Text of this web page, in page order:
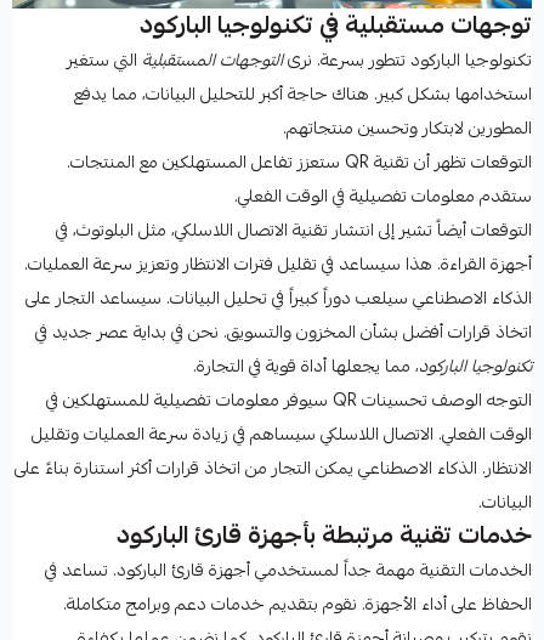
توجهات مستقبلية في تكنولوجيا الباركود
تكنولوجيا الباركود تتطور بسرعة. نرىالتوجهات المستقبلية التي ستغير
استخدامها بشكل كبير. هناك حاجة أكبر للتحليل البيانات، مما يدفع
المطورين لابتكار وتحسين منتجاتهم.
التوقعات تظهر أن تقنية QR ستعزز تفاعل المستهلكين مع المنتجات.
ستقدم معلومات تفصيلية في الوقت الفعلي.
التوقعات أيضاً تشير إلى انتشار تقنية الاتصال اللاسلكي، مثل البلوتوث، في
أجهزة القراءة. هذا سيساعد في تقليل فترات الانتظار وتعزيز سرعة العمليات.
الذكاء الاصطناعي سيلعب دوراً كبيراً في تحليل البيانات. سيساعد التجار على
اتخاذ قرارات أفضل بشأن المخزون والتسويق. نحن في بداية عصر جديد في
تكنولوجيا الباركود، مما يجعلها أداة قوية في التجارة.
التوجه الوصف تحسينات QR سيوفر معلومات تفصيلية للمستهلكين في
الوقت الفعلي. الاتصال اللاسلكي سيساهم في زيادة سرعة العمليات وتقليل
الانتظار. الذكاء الاصطناعي يمكن التجار من اتخاذ قرارات أكثر استنارة بناءً على
البيانات.
خدمات تقنية مرتبطة بأجهزة قارئ الباركود
الخدمات التقنية مهمة جداً لمستخدمي أجهزة قارئ الباركود. تساعد في
الحفاظ على أداء الأجهزة. نقوم بتقديم خدمات دعم وبرامج متكاملة.